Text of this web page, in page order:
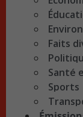
Faits
Santé
Sports